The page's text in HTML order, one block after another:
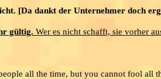
[Da dankt der Unternehmer doch
gültig. Wer es nicht schafft, sie vorher
all the time, but you cannot fool all